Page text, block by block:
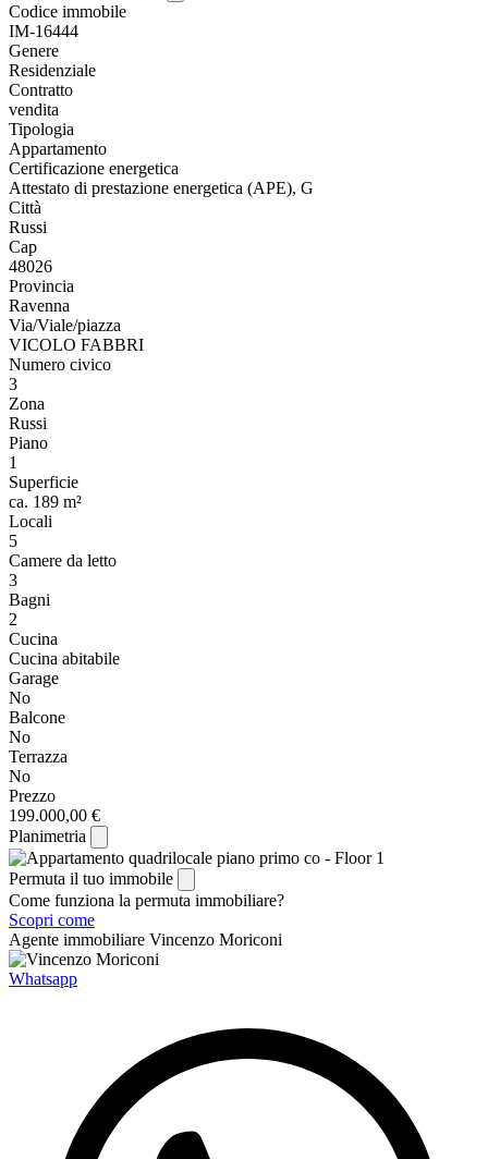
Codice immobile
IM-16444
Genere
Residenziale
Contratto
vendita
Tipologia
Appartamento
Certificazione energetica
Attestato di prestazione energetica (APE), G
Città
Russi
Cap
48026
Provincia
Ravenna
Via/Viale/piazza
VICOLO FABBRI
Numero civico
3
Zona
Russi
Piano
1
Superficie
ca. 189 m²
Locali
5
Camere da letto
3
Bagni
2
Cucina
Cucina abitabile
Garage
No
Balcone
No
Terrazza
No
Prezzo
199.000,00 €
Planimetria
Permuta il tuo immobile
Come funziona la permuta immobiliare?
Scopri come
Agente immobiliare Vincenzo Moriconi
Whatsapp